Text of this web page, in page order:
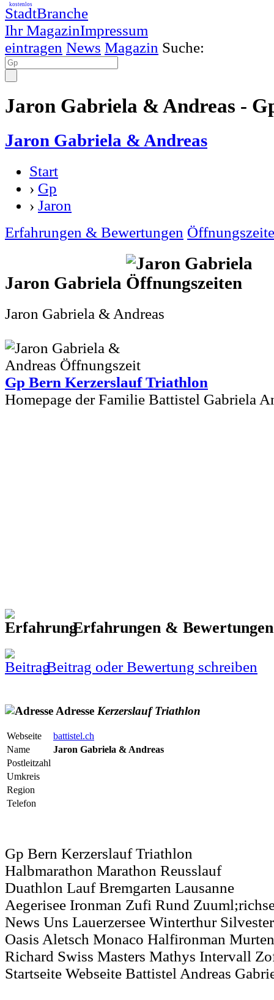
StadtBranche
Ihr MagazinImpressum
kostenlos
eintragen News Magazin Suche:
Jaron Gabriela & Andreas -
Jaron Gabriela & Andreas
Start
› Gp
› Jaron
Erfahrungen & Bewertungen
Jaron Gabriela
Jaron Gabriela & Andreas
Gp Bern Kerzerslauf Triathlon
Homepage der Familie Battistel Gabriela
Erfahrungen &
Beitrag oder Bewertung schreiben
Adresse Kerzerslauf Triathlon
Webseite
battistel.ch
Name
Jaron Gabriela & Andreas
Postleitzahl
Umkreis
Region
Telefon
Gp Bern Kerzerslauf Triathlon
Halbmarathon Marathon Reusslauf
Duathlon Lauf Bremgarten Lausanne
Aegerisee Ironman Zufi Rund
News Uns Lauerzersee Winterthur
Oasis Aletsch Monaco Halfironman
Richard Swiss Masters Mathys Intervall
Startseite Webseite Battistel Andreas